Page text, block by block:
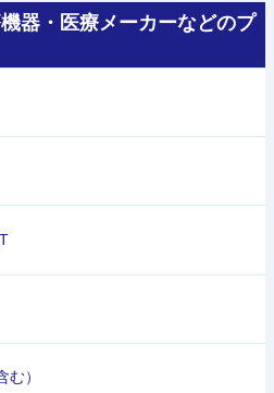
器・医療メーカーなどのプ
む）